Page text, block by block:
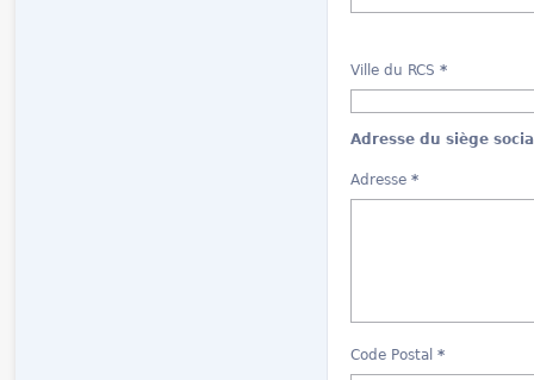
Ville du RCS *
Adresse du siège
Adresse *
Code Postal *